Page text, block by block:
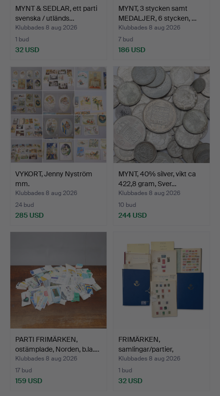
MYNT & SEDLAR, ett parti
svenska / utländs…
Klubbades 8 aug 2026
1 bud
32 USD
MYNT, 3 stycken samt
MEDALJER, 6 stycken, …
Klubbades 8 aug 2026
7 bud
186 USD
VYKORT, Jenny Nyström
mm.
Klubbades 8 aug 2026
24 bud
285 USD
MYNT, 40% silver, vikt ca
422,8 gram, Sver…
Klubbades 8 aug 2026
10 bud
244 USD
PARTI FRIMÄRKEN,
ostämplade, Norden, b.la.…
Klubbades 8 aug 2026
17 bud
159 USD
FRIMÄRKEN,
samlingar/partier,
stämplade, h…
Klubbades 8 aug 2026
1 bud
32 USD